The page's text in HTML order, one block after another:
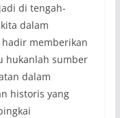
di tengah-
dalam
memberikan
hukanlah sumber
dalam
historis yang